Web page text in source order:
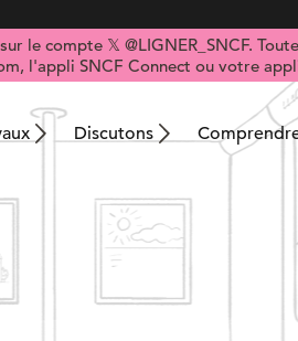
le compte 𝕏 @LIGNER_SNCF.
l'appli SNCF Connect ou votre
Discutons